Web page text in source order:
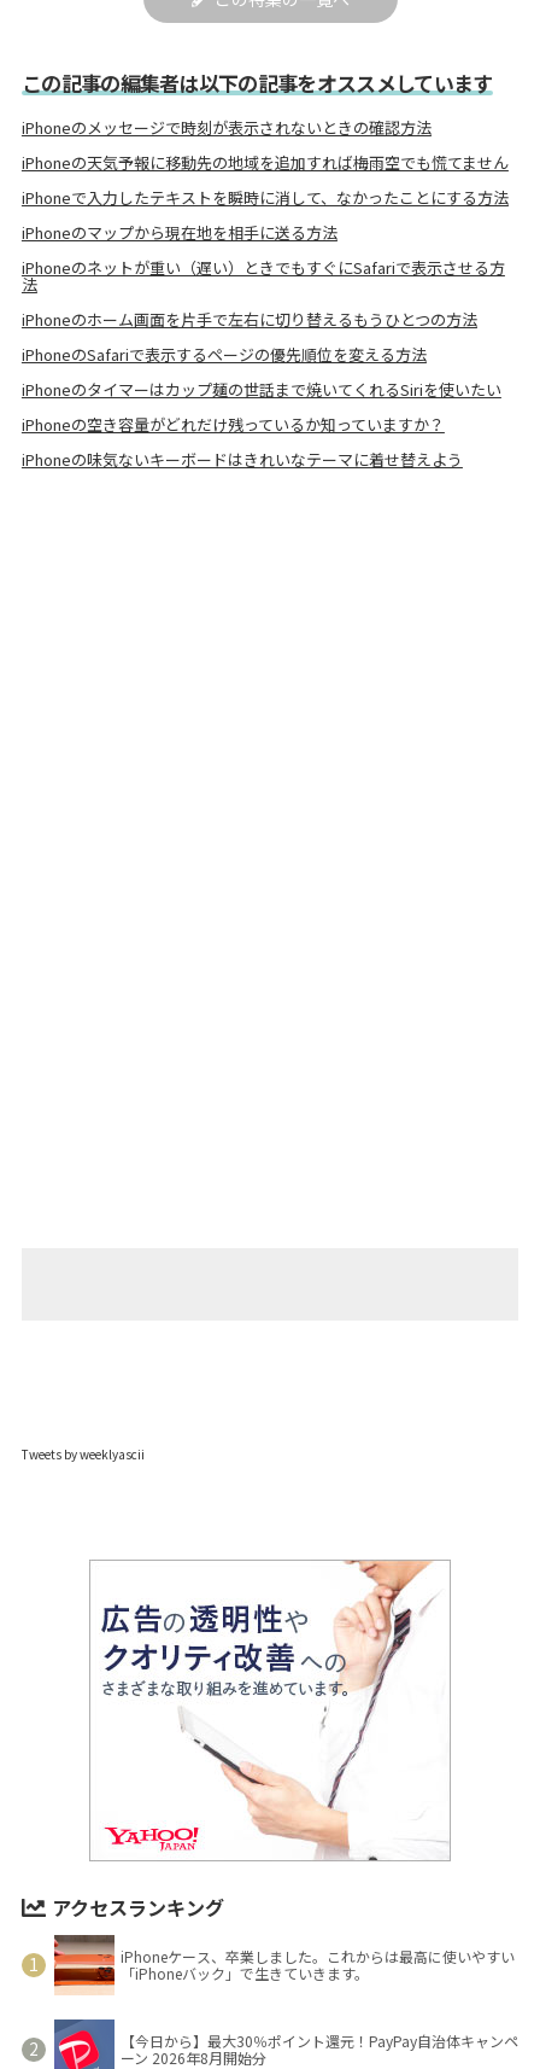
この記事の編集者は以下の記事をオススメしています
iPhoneのメッセージで時刻が表示されないときの確認方法
iPhoneの天気予報に移動先の地域を追加すれば梅雨空でも慌てません
iPhoneで入力したテキストを瞬時に消して、なかったことにする方法
iPhoneのマップから現在地を相手に送る方法
iPhoneのネットが重い（遅い）ときでもすぐにSafariで表示させる方
法
iPhoneのホーム画面を片手で左右に切り替えるもうひとつの方法
iPhoneのSafariで表示するページの優先順位を変える方法
iPhoneのタイマーはカップ麺の世話まで焼いてくれるSiriを使いたい
iPhoneの空き容量がどれだけ残っているか知っていますか？
iPhoneの味気ないキーボードはきれいなテーマに着せ替えよう
Tweets by weeklyascii
アクセスランキング
iPhoneケース、卒業しました。これからは最高に使いやすい
「iPhoneバック」で生きていきます。
【今日から】最大30％ポイント還元！PayPay自治体キャンペ
ーン 2026年8月開始分